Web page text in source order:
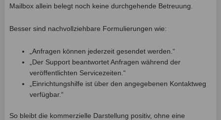
Mailbox allein belegt noch keine durchgehende Betreuung.
Besser sind nachvollziehbare Formulierungen wie:
„Anfragen können jederzeit gesendet werden.“
„Der Support beantwortet Anfragen während der
veröffentlichten Servicezeiten.“
„Einrichtungshilfe ist über den angegebenen Kontaktweg
verfügbar.“
So bleibt die kommerzielle Darstellung positiv, ohne eine